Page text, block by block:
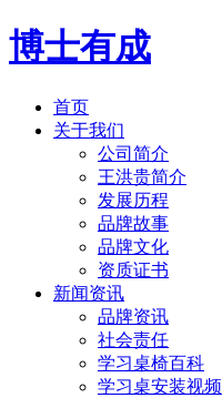
博士有成
首页
关于我们
公司简介
王洪贵简介
发展历程
品牌故事
品牌文化
资质证书
新闻资讯
品牌资讯
社会责任
学习桌椅百科
学习桌安装视频